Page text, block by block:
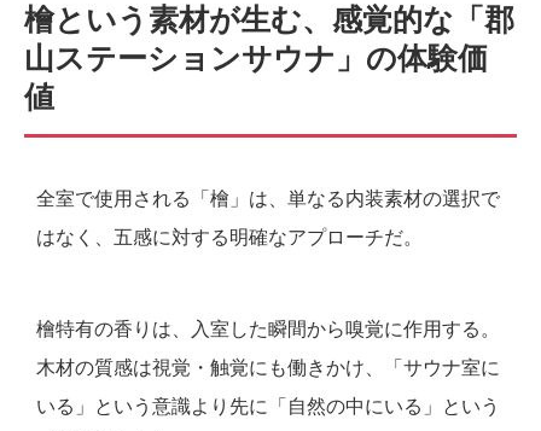
檜という素材が生む、感覚的な「郡
山ステーションサウナ」の体験価
値
全室で使用される「檜」は、単なる内装素材の選択で
はなく、五感に対する明確なアプローチだ。
檜特有の香りは、入室した瞬間から嗅覚に作用する。
木材の質感は視覚・触覚にも働きかけ、「サウナ室に
いる」という意識より先に「自然の中にいる」という